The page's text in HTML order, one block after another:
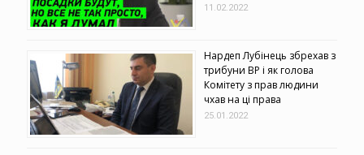
11.02.2022
Нардеп Лубінець збрехав з
трибуни ВР і як голова
Комітету з прав людини
чхав на ці права
25.01.2022